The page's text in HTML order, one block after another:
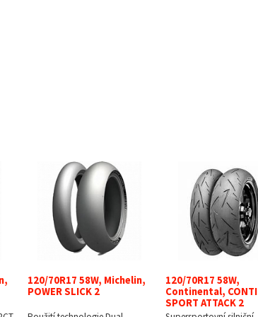
120/70R17 58W, Michelin,
POWER SLICK 2
120/70R17 58W,
Continental, CONTI
SPORT ATTACK 2